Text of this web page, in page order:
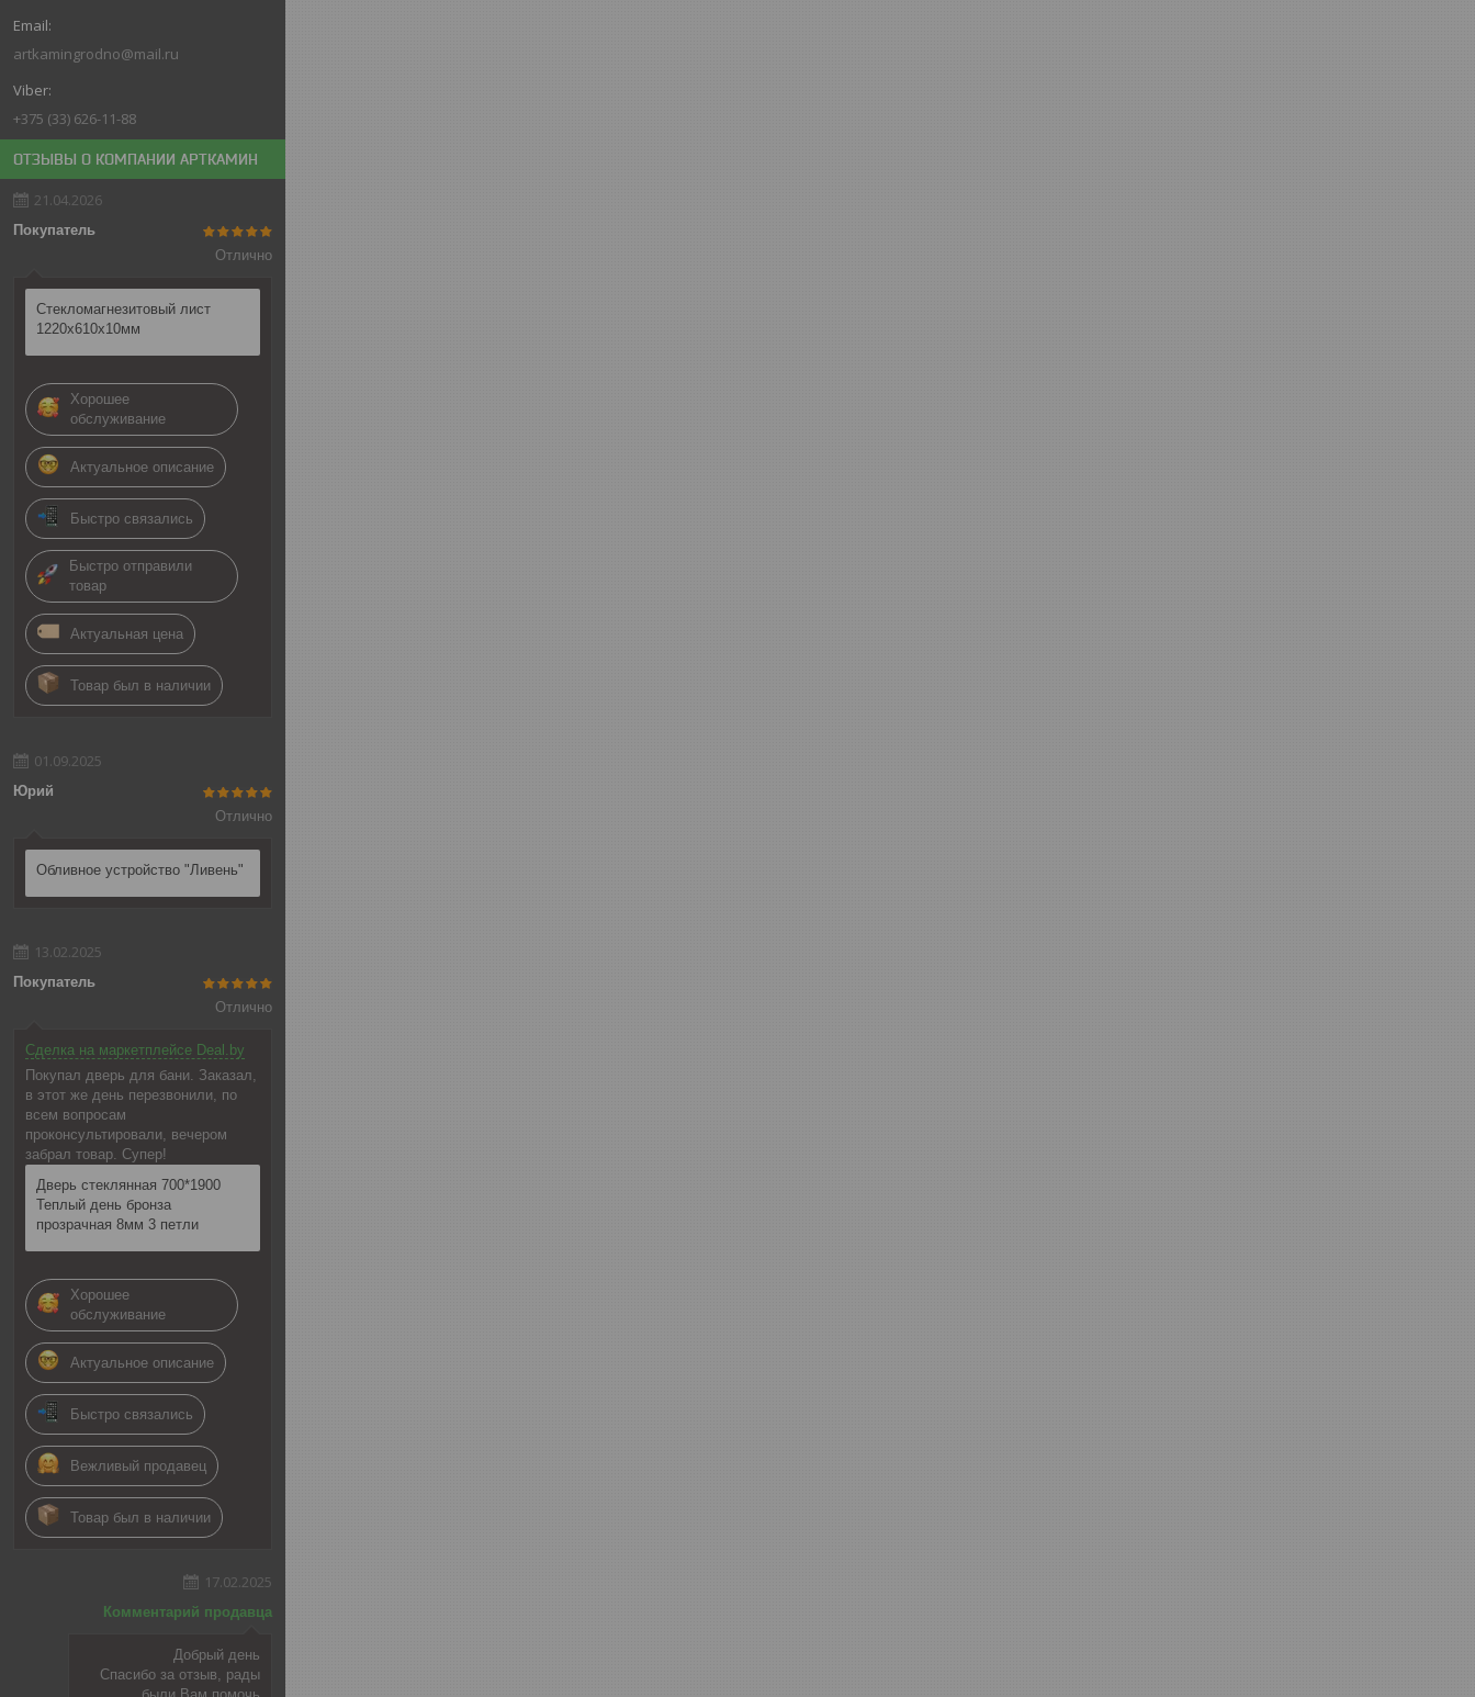
artkamingrodno@mail.ru
+375 (33) 626-11-88
ОТЗЫВЫ О КОМПАНИИ АРТКАМИН
21.04.2026
Покупатель
Отлично
Стекломагнезитовый лист
1220х610х10мм
Хорошее
обслуживание
Актуальное описание
Быстро связались
Быстро отправили
товар
Актуальная цена
Товар был в наличии
01.09.2025
Юрий
Отлично
Обливное устройство "Ливень"
13.02.2025
Покупатель
Отлично
Сделка на маркетплейсе Deal.by
Покупал дверь для бани. Заказал,
в этот же день перезвонили, по
всем вопросам
проконсультировали, вечером
забрал товар. Супер!
Дверь стеклянная 700*1900
Теплый день бронза
прозрачная 8мм 3 петли
Хорошее
обслуживание
Актуальное описание
Быстро связались
Вежливый продавец
Товар был в наличии
17.02.2025
Комментарий продавца
Добрый день
Спасибо за отзыв, рады